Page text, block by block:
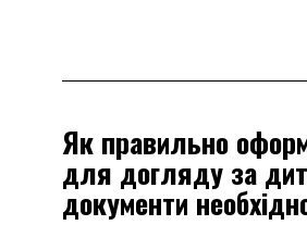
Як правильно
для догляду за
документи